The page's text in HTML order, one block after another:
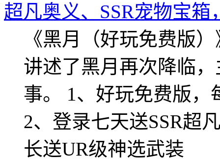
超凡奥义、SSR宠物宝箱
《黑月（好玩免费版
讲述了黑月再次降临
事。 1、好玩免费版，
2、登录七天送SSR超
长送UR级神选武装